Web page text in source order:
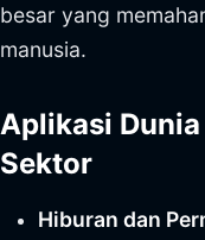
besar yang
manusia.
Aplikasi
Sektor
Hiburan dan